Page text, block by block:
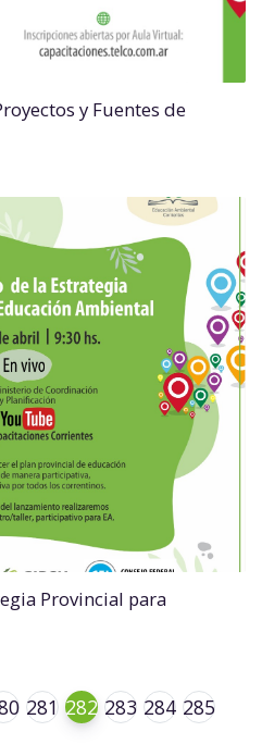
y Fuentes de
Provincial para
281 282 283 284 285